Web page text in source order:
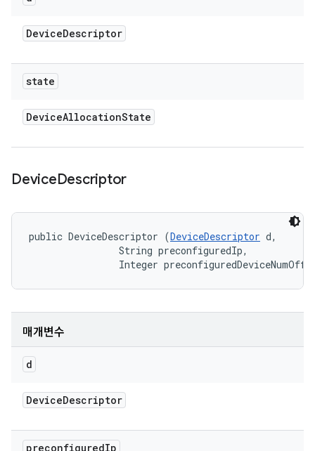
DeviceDescriptor
state
DeviceAllocationState
DeviceDescriptor
public DeviceDescriptor (DeviceDescriptor d,
                String preconfiguredIp,
Integer
매개변수
d
DeviceDescriptor
preconfiguredIp